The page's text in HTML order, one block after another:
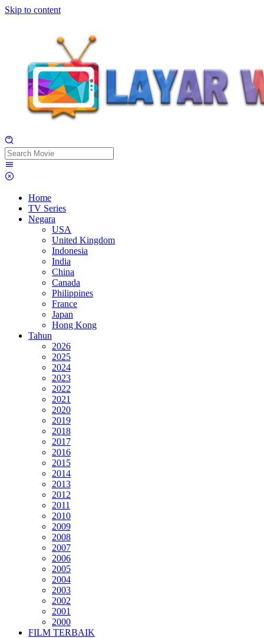
Skip to content
Home
TV Series
Negara
USA
United Kingdom
Indonesia
India
China
Canada
Philippines
France
Japan
Hong Kong
Tahun
2026
2025
2024
2023
2022
2021
2020
2019
2018
2017
2016
2015
2014
2013
2012
2011
2010
2009
2008
2007
2006
2005
2004
2003
2002
2001
2000
FILM TERBAIK